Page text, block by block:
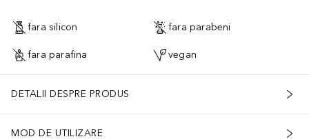
fara silicon fara parabeni
fara parafina vegan
DETALII DESPRE PRODUS
MOD DE UTILIZARE